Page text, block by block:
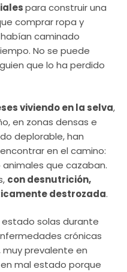
para construir una
comprar ropa y
caminado
No se puede
que lo ha perdido
viviendo en la selva,
en zonas densas e
deplorable, han
en el camino:
que cazaban.
con desnutrición,
destrozada.
solas durante
crónicas
muy prevalente en
mal estado porque